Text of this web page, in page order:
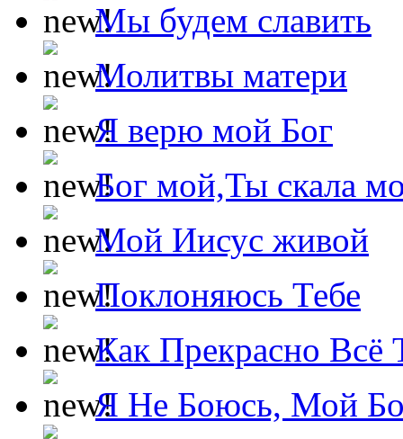
Мы будем славить
Молитвы матери
Я верю мой Бог
Бог мой,Ты скала
Мой Иисус живой
Поклоняюсь Тебе
Как Прекрасно Всё
Я Не Боюсь, Мой